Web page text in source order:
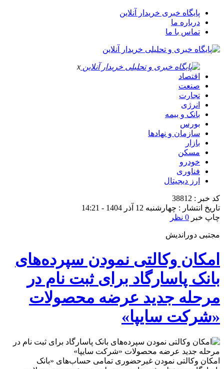
پایگاه خبری خریدار آنلاین
درباره ما
تماس با ما
x
اقتصاد
صنعت
تجارت
انرژی
بانک و بیمه
بورس
سازمان و نهادها
بازار
مسکن
خودرو
فناوری
ارز دیجیتال
کد خبر : 38812
تاریخ انتشار : چهارشنبه 12 آذر 1404 - 14:21
چاپ خبر 0 نظر
مجتبی دوراندیش
امکان وکالتی نمودن سپرده‌های
بانک پاسارگاد برای ثبت نام در
مرحله جدید عرضه محصولات
«شرکت سایپا»
امکان وکالتی نمودن غیرحضوری تمامی حساب‌های «بانک